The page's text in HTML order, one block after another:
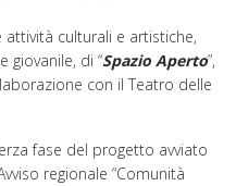
culturali e artistiche,
giovanile, di “Spazio Aperto”,
con il Teatro delle
fase del progetto avviato
regionale “Comunità